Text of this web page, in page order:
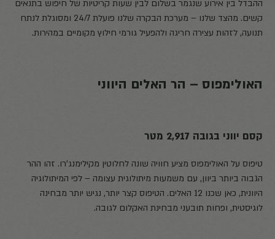
ההבדל בין אירוע שנגמר בשלום לבין שעות קריטיות של חיפוש בתנאים
קשים. מהצד שלנו – מערכת הבקרה שלנו פועלת 24/7 ומסוגלת לנתח
תנועה, לזהות עצירה חריגה ולהפעיל גורמי חילוץ מקומיים במהירות.
האולימפוס – הר האלים היווני
קסם יווני בגובה 2,917 מטר
טיפוס על האולימפוס מציע חוויה שונה לחלוטין מקילימנג'רו. זהו ההר
הגבוה ביותר ביוון, עם משמעות מיתולוגית עצומה – לפי המיתולוגיה
היוונית, כאן שכנו 12 האלים. הטיפוס קצר יותר, נגיש יותר מבחינה
לוגיסטית, ופחות תובעני מבחינת האקלום לגובה.